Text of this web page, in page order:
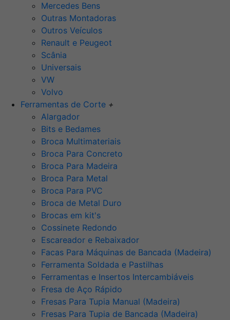
Mercedes Bens
Outras Montadoras
Outros Veículos
Renault e Peugeot
Scânia
Universais
VW
Volvo
Ferramentas de Corte +
Alargador
Bits e Bedames
Broca Multimateriais
Broca Para Concreto
Broca Para Madeira
Broca Para Metal
Broca Para PVC
Broca de Metal Duro
Brocas em kit's
Cossinete Redondo
Escareador e Rebaixador
Facas Para Máquinas de Bancada (Madeira)
Ferramenta Soldada e Pastilhas
Ferramentas e Insertos Intercambiáveis
Fresa de Aço Rápido
Fresas Para Tupia Manual (Madeira)
Fresas Para Tupia de Bancada (Madeira)